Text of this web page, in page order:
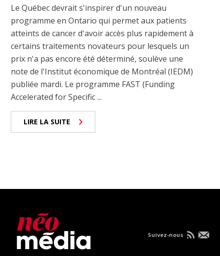
Le Québec devrait s'inspirer d'un nouveau
programme en Ontario qui permet aux patients
atteints de cancer d'avoir accès plus rapidement à
certains traitements novateurs pour lesquels un
prix n'a pas encore été déterminé, soulève une
note de l'Institut économique de Montréal (IEDM)
publiée mardi. Le programme FAST (Funding
Accelerated for Specific ...
LIRE LA SUITE
Suivez-nous